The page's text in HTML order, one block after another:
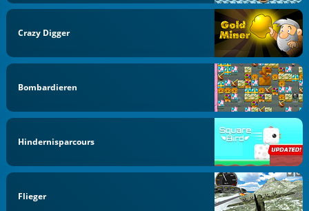
Crazy Digger
Bombardieren
Hindernisparcours
Flieger